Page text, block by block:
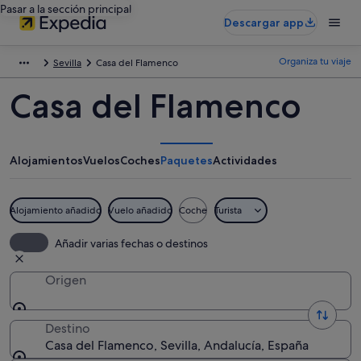
Pasar a la sección principal
Descargar app
Sevilla Casa del Flamenco Organiza tu viaje
Casa del Flamenco
AlojamientosVuelosCochesPaquetesActividades
Alojamiento añadido Vuelo añadido Coche Turista
Añadir varias fechas o destinos
Origen
Destino
Casa del Flamenco, Sevilla, Andalucía, España